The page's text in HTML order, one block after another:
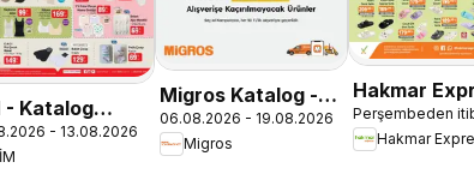
- Katalog
- 13.08.2026
Migros Katalog -
Migroskop
06.08.2026 - 19.08.2026
Migros
Hakmar
Perşembe
Ürünler
Perşembeden
Hakmar